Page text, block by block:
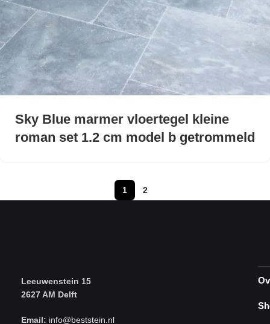
Sky Blue marmer vloertegel kleine
roman set 1.2 cm model b getrommeld
1 2
Leeuwenstein 15
2627 AM Delft
Email: info@beststein.nl